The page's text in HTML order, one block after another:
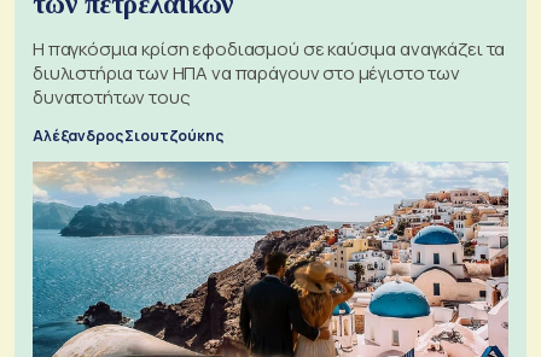
Η παγκόσμια κρίση εφοδιασμού σε καύσιμα αναγκάζει τα
διυλιστήρια των ΗΠΑ να παράγουν στο μέγιστο των
δυνατοτήτων τους
Αλέξανδρος Σιουτζούκης